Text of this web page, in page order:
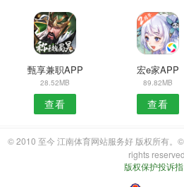
甄享兼职APP
28.52MB
查看
宏e家APP
89.82MB
查看
© 2010 至今 江南体育网站服务好 版权所有。
rights reserved.
版权保护投诉